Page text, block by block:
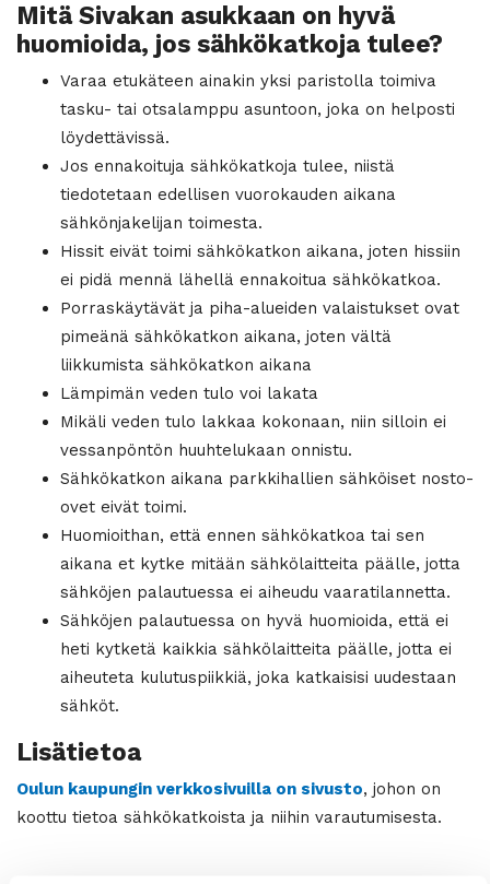
Mitä Sivakan asukkaan on hyvä
huomioida, jos sähkökatkoja tulee?
Varaa etukäteen ainakin yksi paristolla toimiva
tasku- tai otsalamppu asuntoon, joka on helposti
löydettävissä.
Jos ennakoituja sähkökatkoja tulee, niistä
tiedotetaan edellisen vuorokauden aikana
sähkönjakelijan toimesta.
Hissit eivät toimi sähkökatkon aikana, joten hissiin
ei pidä mennä lähellä ennakoitua sähkökatkoa.
Porraskäytävät ja piha-alueiden valaistukset ovat
pimeänä sähkökatkon aikana, joten vältä
liikkumista sähkökatkon aikana
Lämpimän veden tulo voi lakata
Mikäli veden tulo lakkaa kokonaan, niin silloin ei
vessanpöntön huuhtelukaan onnistu.
Sähkökatkon aikana parkkihallien sähköiset nosto-
ovet eivät toimi.
Huomioithan, että ennen sähkökatkoa tai sen
aikana et kytke mitään sähkölaitteita päälle, jotta
sähköjen palautuessa ei aiheudu vaaratilannetta.
Sähköjen palautuessa on hyvä huomioida, että ei
heti kytketä kaikkia sähkölaitteita päälle, jotta ei
aiheuteta kulutuspiikkiä, joka katkaisisi uudestaan
sähköt.
Lisätietoa
Oulun kaupungin verkkosivuilla on sivusto, johon on
koottu tietoa sähkökatkoista ja niihin varautumisesta.